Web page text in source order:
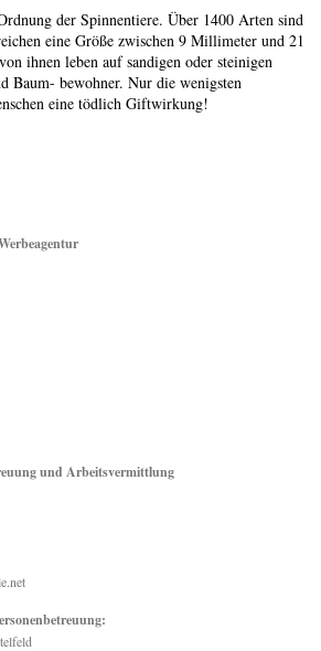
der Spinnentiere. Über 1400 Arten sind
eine Größe zwischen 9 Millimeter und 21
ihnen leben auf sandigen oder steinigen
Baum- bewohner. Nur die wenigsten
eine tödlich Giftwirkung!
und Arbeitsvermittlung